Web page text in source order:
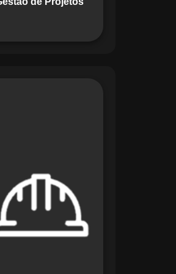
com eficiência.
Maestro organiza
registros de exames
e treinamentos,
alertas e
disponibiliza